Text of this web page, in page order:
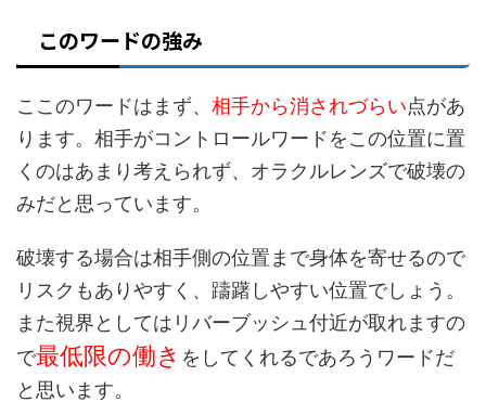
このワードの強み
ここのワードはまず、 相手から消されづらい点があ
ります。相手がコントロールワードをこの位置に置
くのはあまり考えられず、オラクルレンズで破壊の
みだと思っています。
破壊する場合は相手側の位置まで身体を寄せるので
リスクもありやすく、躊躇しやすい位置でしょう。
また視界としてはリバーブッシュ付近が取れますの
で最低限の働き をしてくれるであろうワードだ
と思います。